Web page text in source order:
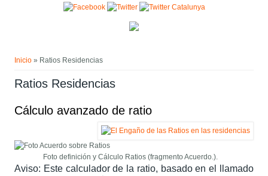
Pasar al contenido principal
Inicio » Ratios Residencias
Ratios Residencias
Cálculo avanzado de ratio
Foto definición y Cálculo Ratios (fragmento Acuerdo.).
Aviso: Este calculador de la ratio, basado en el llamado